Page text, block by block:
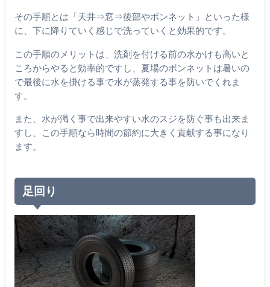
その手順とは「天井⇒窓⇒後部やボンネット」といった様
に、下に降りていく感じで洗っていくと効果的です。
この手順のメリットは、洗剤を付ける前の水かけも高いと
ころからやると効率的ですし、夏場のボンネットは暑いの
で最後に水を掛ける事で水が蒸発する事を防いでくれま
す。
また、水が渇く事で出来やすい水のスジを防ぐ事も出来ま
すし、この手順なら時間の節約に大きく貢献する事になり
ます。
足回り